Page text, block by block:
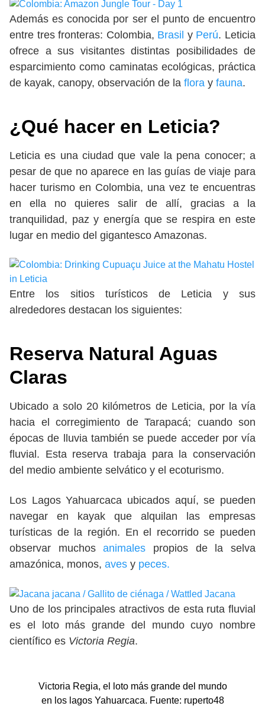
Además es conocida por ser el punto de encuentro
entre tres fronteras: Colombia, Brasil y Perú. Leticia
ofrece a sus visitantes distintas posibilidades de
esparcimiento como caminatas ecológicas, práctica
de kayak, canopy, observación de la flora y fauna.
¿Qué hacer en Leticia?
Leticia es una ciudad que vale la pena conocer; a
pesar de que no aparece en las guías de viaje para
hacer turismo en Colombia, una vez te encuentras
en ella no quieres salir de allí, gracias a la
tranquilidad, paz y energía que se respira en este
lugar en medio del gigantesco Amazonas.
Entre los sitios turísticos de Leticia y sus
alrededores destacan los siguientes:
Reserva Natural Aguas
Claras
Ubicado a solo 20 kilómetros de Leticia, por la vía
hacia el corregimiento de Tarapacá; cuando son
épocas de lluvia también se puede acceder por vía
fluvial. Esta reserva trabaja para la conservación
del medio ambiente selvático y el ecoturismo.
Los Lagos Yahuarcaca ubicados aquí, se pueden
navegar en kayak que alquilan las empresas
turísticas de la región. En el recorrido se pueden
observar muchosanimales propios de la selva
amazónica, monos, aves y peces.
Uno de los principales atractivos de esta ruta fluvial
es el loto más grande del mundo cuyo nombre
científico es Victoria Regia.
Victoria Regia, el loto más grande del mundo
en los lagos Yahuarcaca. Fuente: ruperto48